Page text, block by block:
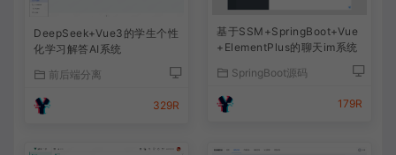
DeepSeek+Vue3的学生个性
化学习解答AI系统
前后端分离
329R
基于SSM+SpringBoot+Vue
+ElementPlus的聊天im系统
SpringBoot源码
179R